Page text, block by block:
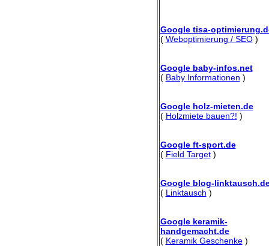
Google tisa-
( Weboptimierung / SEO)
Google baby-infos.net
( Baby Informationen )
Google holz-mieten.de
( Holzmiete bauen?! )
Google ft-sport.de
( Field Target)
Google blog-
( Linktausch )
Google keramik-
handgemacht.de
( Keramik Geschenke)